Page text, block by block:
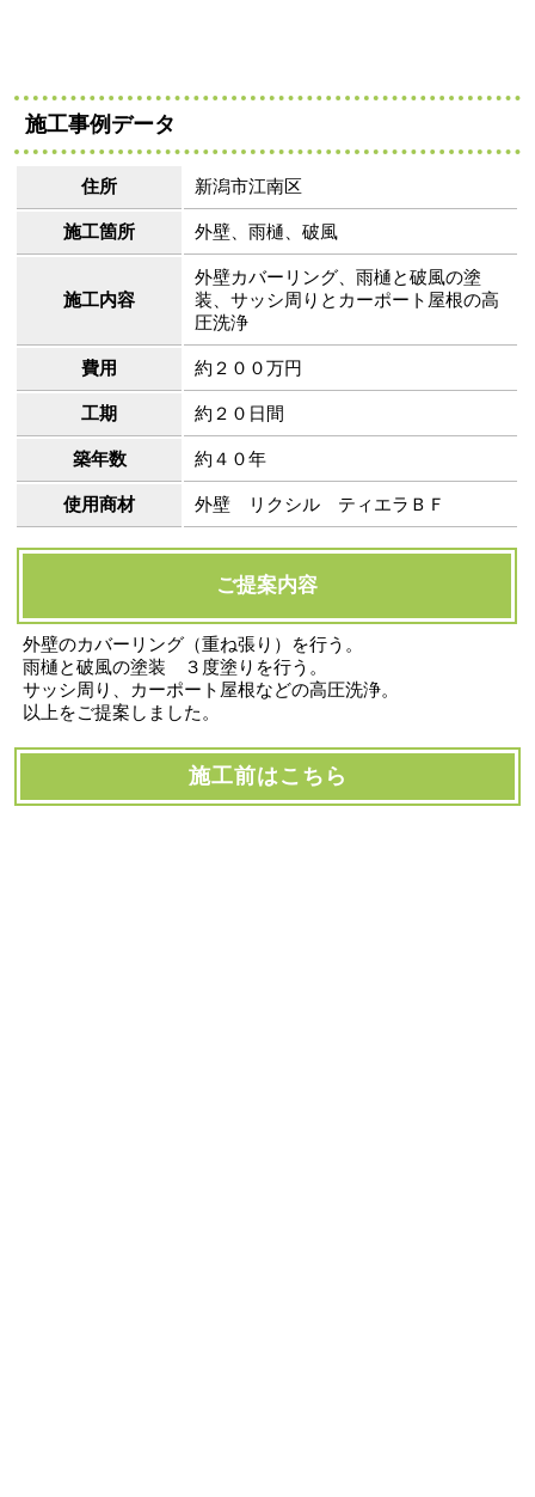
施工事例データ
住所 新潟市江南区
施工箇所 外壁、雨樋、破風
施工内容
外壁カバーリング、雨樋と破風の塗
装、サッシ周りとカーポート屋根の高
圧洗浄
費用 約２００万円
工期 約２０日間
築年数 約４０年
使用商材 外壁 リクシル ティエラＢＦ
ご提案内容
外壁のカバーリング（重ね張り）を行う。
雨樋と破風の塗装 ３度塗りを行う。
サッシ周り、カーポート屋根などの高圧洗浄。
以上をご提案しました。
施工前はこちら